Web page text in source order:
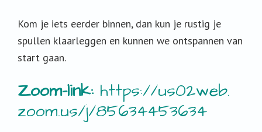
Kom je iets eerder binnen, dan kun je rustig je
spullen klaarleggen en kunnen we ontspannen van
start gaan.
Zoom-link: https://us02web.
zoom.us/j/85634453634